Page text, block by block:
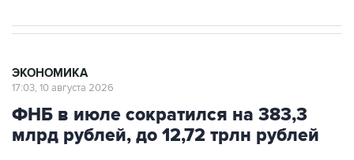
ЭКОНОМИКА
17:03, 10 августа 2026
ФНБ в июле сократился на 383,3
млрд рублей, до 12,72 трлн рублей